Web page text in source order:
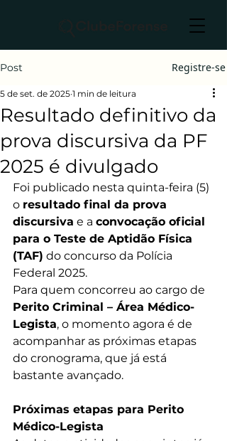
Post Registre-se
Resultado definitivo da
prova discursiva da PF
2025 é divulgado
5 de set. de 2025 1 min de leitura
Foi publicado nesta quinta-feira (5)
o resultado final da prova
discursiva e a convocação oficial
para o Teste de Aptidão Física
(TAF) do concurso da Polícia
Federal 2025.
Para quem concorreu ao cargo de
Perito Criminal – Área Médico-
Legista, o momento agora é de
acompanhar as próximas etapas
do cronograma, que já está
bastante avançado.
Próximas etapas para Perito
Médico-Legista